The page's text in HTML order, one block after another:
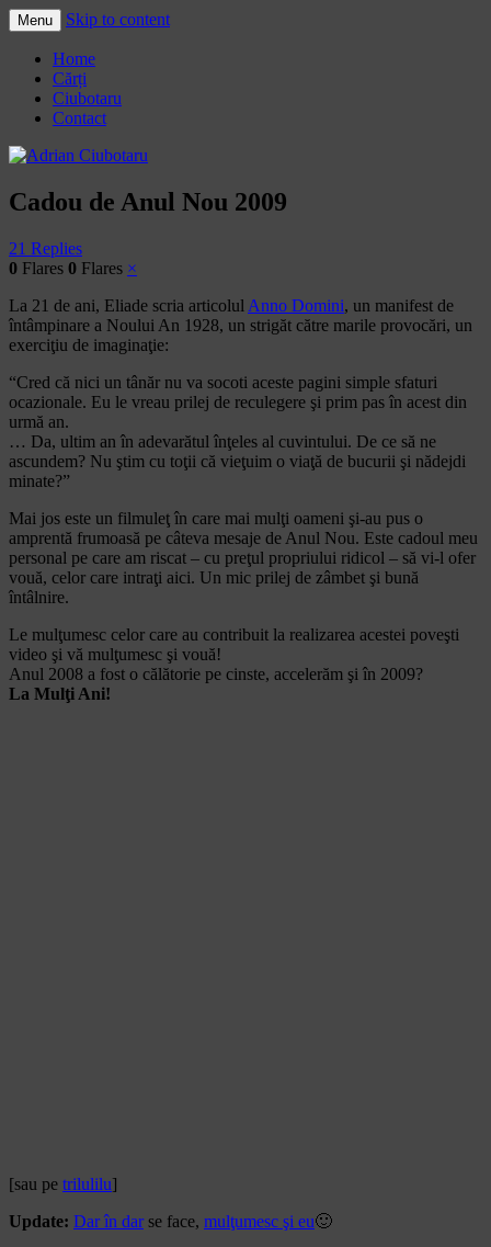
Adrian Ciubotaru
Menu Skip to content
Home
Cărți
Ciubotaru
Contact
Cadou de Anul Nou 2009
21 Replies
0 Flares 0 Flares ×
La 21 de ani, Eliade scria articolul Anno Domini, un manifest de
întâmpinare a Noului An 1928, un strigăt către marile provocări, un
exerciţiu de imaginaţie:
“Cred că nici un tânăr nu va socoti aceste pagini simple sfaturi
ocazionale. Eu le vreau prilej de reculegere şi prim pas în acest din
urmă an.
… Da, ultim an în adevarătul înţeles al cuvintului. De ce să ne
ascundem? Nu ştim cu toţii că vieţuim o viaţă de bucurii şi nădejdi
minate?”
Mai jos este un filmuleţ în care mai mulţi oameni şi-au pus o
amprentă frumoasă pe câteva mesaje de Anul Nou. Este cadoul meu
personal pe care am riscat – cu preţul propriului ridicol – să vi-l ofer
vouă, celor care intraţi aici. Un mic prilej de zâmbet şi bună
întâlnire.
Le mulţumesc celor care au contribuit la realizarea acestei poveşti
video şi vă mulţumesc şi vouă!
Anul 2008 a fost o călătorie pe cinste, accelerăm şi în 2009?
La Mulţi Ani!
[sau pe trilulilu]
Update: Dar în darse face, mulţumesc şi eu🙂